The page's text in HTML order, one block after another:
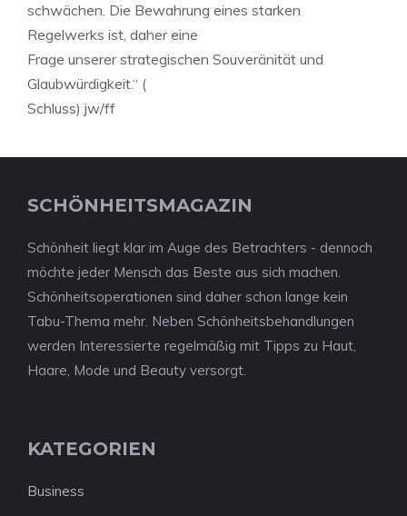
schwächen. Die Bewahrung eines starken
Regelwerks ist, daher eine
Frage unserer strategischen Souveränität und
Glaubwürdigkeit.“ (
Schluss) jw/ff
SCHÖNHEITSMAGAZIN
Schönheit liegt klar im Auge des Betrachters - dennoch
möchte jeder Mensch das Beste aus sich machen.
Schönheitsoperationen sind daher schon lange kein
Tabu-Thema mehr. Neben Schönheitsbehandlungen
werden Interessierte regelmäßig mit Tipps zu Haut,
Haare, Mode und Beauty versorgt.
KATEGORIEN
Business